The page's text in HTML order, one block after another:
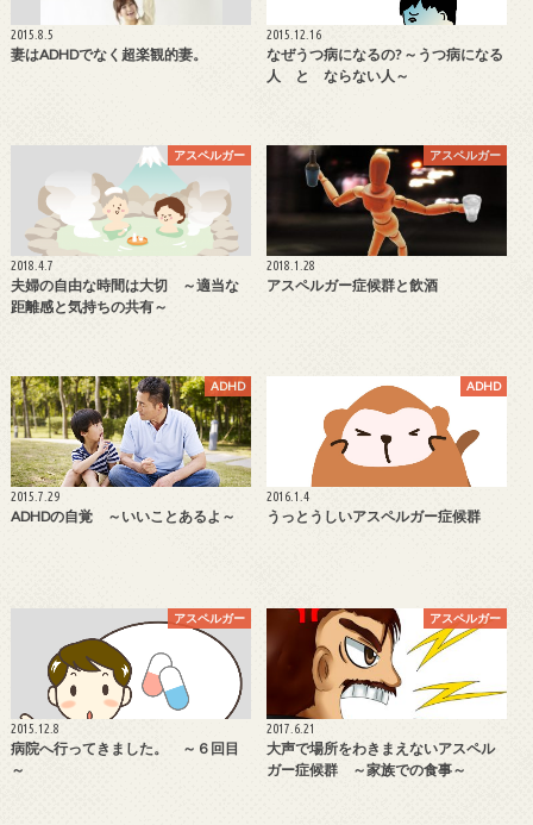
2015.8.5
妻はADHDでなく超楽観的妻。
2015.12.16
なぜうつ病になるの? ～うつ病になる
人 と ならない人～
アスペルガー
2018.4.7
夫婦の自由な時間は大切 ～適当な
距離感と気持ちの共有～
アスペルガー
2018.1.28
アスペルガー症候群と飲酒
ADHD
2015.7.29
ADHDの自覚 ～いいことあるよ～
ADHD
2016.1.4
うっとうしいアスペルガー症候群
アスペルガー
2015.12.8
病院へ行ってきました。 ～６回目
～
アスペルガー
2017.6.21
大声で場所をわきまえないアスペル
ガー症候群 ～家族での食事～